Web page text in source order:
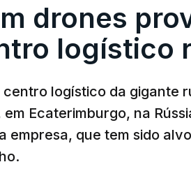
drones
logístico
logístico da gigante
Ecaterimburgo, na
empresa, que tem sido